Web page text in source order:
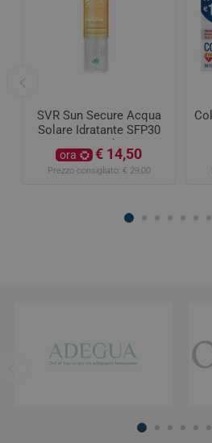
Colesterol Act 70 anni 30
compresse
ora € 11,94
Prezzo consigliato: € 19,90